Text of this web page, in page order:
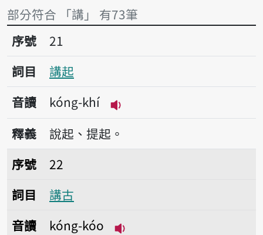
部分符合 「講」 有73筆
序號21講起
序號
21
詞目
講起
音讀
kóng-khí
播放音讀kóng-khí
釋義
說起、提起。
序號22講古
序號
22
詞目
講古
音讀
kóng-kóo